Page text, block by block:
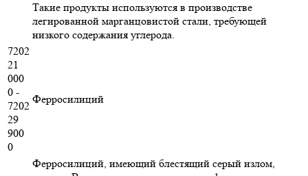
Такие продукты используются в производстве
легированной марганцовистой стали, требующей
низкого содержания углерода.
7202
21
000
0 -
7202
29
900
0
Ферросилиций
Ферросилиций, имеющий блестящий серый излом,